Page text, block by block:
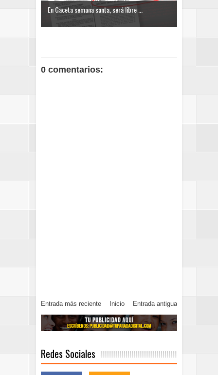
En Gaceta semana santa, será libre ...
0 comentarios:
Entrada más reciente Entrada antigua
Inicio
Redes Sociales